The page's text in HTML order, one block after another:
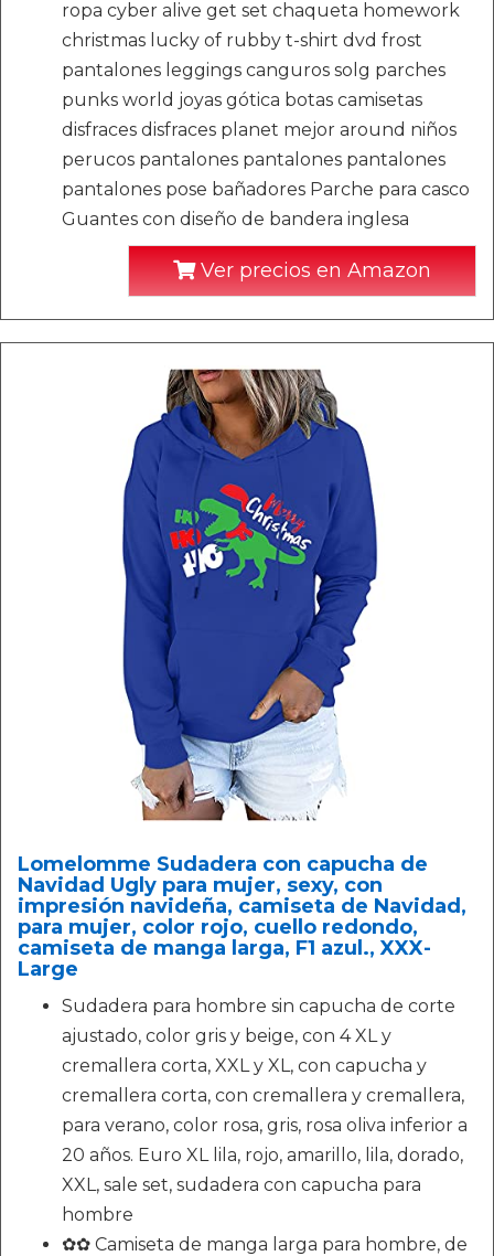
ropa cyber alive get set chaqueta homework
christmas lucky of rubby t-shirt dvd frost
pantalones leggings canguros solg parches
punks world joyas gótica botas camisetas
disfraces disfraces planet mejor around niños
perucos pantalones pantalones pantalones
pantalones pose bañadores Parche para casco
Guantes con diseño de bandera inglesa
Ver precios en Amazon
Lomelomme Sudadera con capucha de
Navidad Ugly para mujer, sexy, con
impresión navideña, camiseta de Navidad,
para mujer, color rojo, cuello redondo,
camiseta de manga larga, F1 azul., XXX-
Large
Sudadera para hombre sin capucha de corte
ajustado, color gris y beige, con 4 XL y
cremallera corta, XXL y XL, con capucha y
cremallera corta, con cremallera y cremallera,
para verano, color rosa, gris, rosa oliva inferior a
20 años. Euro XL lila, rojo, amarillo, lila, dorado,
XXL, sale set, sudadera con capucha para
hombre
✿✿ Camiseta de manga larga para hombre, de